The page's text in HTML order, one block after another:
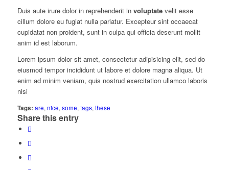
Duis aute irure dolor in reprehenderit in voluptatevelit esse
cillum dolore eu fugiat nulla pariatur. Excepteur sint occaecat
cupidatat non proident, sunt in culpa qui officia deserunt mollit
anim id est laborum.
Lorem ipsum dolor sit amet, consectetur adipisicing elit, sed do
eiusmod tempor incididunt ut labore et dolore magna aliqua. Ut
enim ad minim veniam, quis nostrud exercitation ullamco laboris
nisi
Tags: are, nice, some, tags, these
Share this entry